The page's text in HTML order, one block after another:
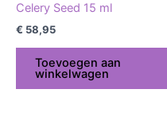
Celery Seed 15 ml
€ 58,95
Toevoegen aan
winkelwagen